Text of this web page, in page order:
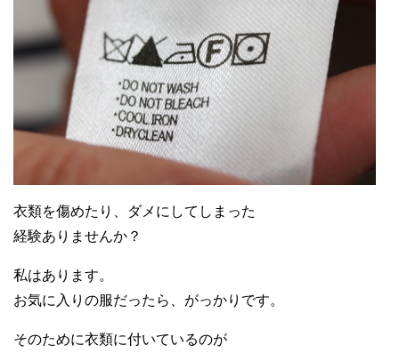
衣類を傷めたり、ダメにしてしまった
経験ありませんか？
私はあります。
お気に入りの服だったら、がっかりです。
そのために衣類に付いているのが